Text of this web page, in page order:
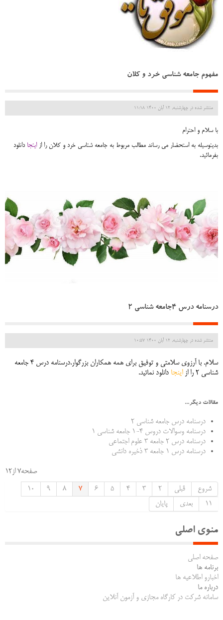
مفهوم جامعه شناسی خرد و کلان
منتشر شده در چهارشنبه, 12 آبان 1400 11:18
با سلام و احترام
بدینوسیله به استحضار می رساند مطالب مربوط به جامعه شناسی خرد و کلان را ازاینجا دانلود
بفرمائید.
درسنامه درس 4جامعه شناسی 2
منتشر شده در چهارشنبه, 12 آبان 1400 10:57
سلام. با آرزوی سلامتی و توفیق برای همه همکاران بزرگوار.درسنامه درس 4 جامعه
شناسی 2 را از
اینجا دانلود نمائید.
مقالات دیگر...
درسنامه درس جامعه شناسی 2
درسنامه وسوالات دروس 4-1 جامعه شناسی 1
درسنامه درس 2 جامعه 3 علوم اجتماعی
درسنامه درس 1 جامعه 3 ذخیره دانشی
صفحه7 از12
شروع
قبلی 2
3
4
5
6
7
8
9
10
11
بعدی پایان
منوی اصلی
صفحه اصلی
برنامه ها
اخبارو اطلاعیه ها
درباره ما
سامانه شرکت در کارگاه مجازی و آزمون آنلاین